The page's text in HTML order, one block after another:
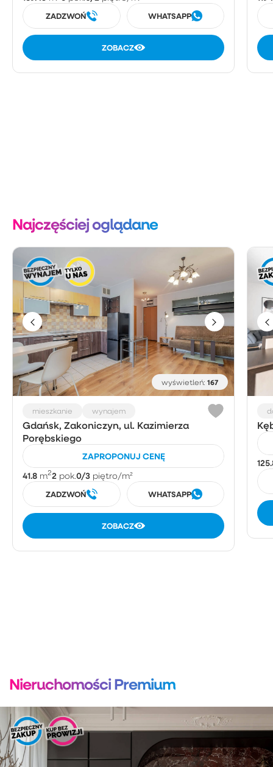
ZADZWOŃ WHATSAPP
ZOBACZ
Najczęściej oglądane
wyświetleń: 167
mieszkanie wynajem
Gdańsk, Zakoniczyn, ul. Kazimierza
Porębskiego
ZAPROPONUJ CENĘ
41.8 m22 pok.0/3 piętro/m²
ZADZWOŃ WHATSAPP
ZOBACZ
Nieruchomości Premium